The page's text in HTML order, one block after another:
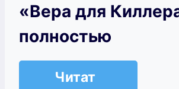
«Вера для
полностью
Читат